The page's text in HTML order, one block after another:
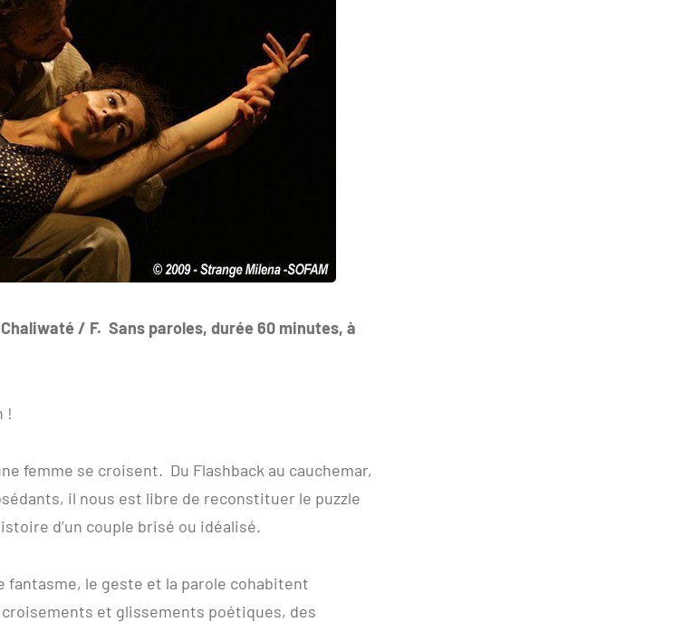
/ F. Sans paroles, durée 60 minutes, à
!
femme se croisent. Du Flashback au cauchemar,
il nous est libre de reconstituer le puzzle
d’un couple brisé ou idéalisé.
le geste et la parole cohabitent
et glissements poétiques, des